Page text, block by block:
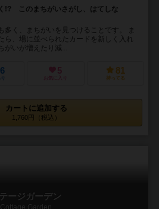
!? このまちがいさがし、はてしな
多く、まちがいを見つけることです。 ま
ら、場に並べられたカードを新しく入れ
がいが増えたり減...
5
お気に入り
81
持ってる
カートに追加する
1,760円（税込）
ージガーデン